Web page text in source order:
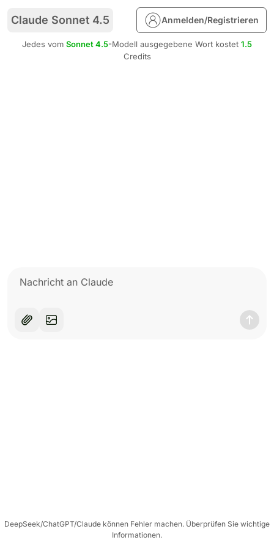
Claude Sonnet 4.5 Anmelden/Registrieren
Jedes vom Sonnet 4.5-Modell ausgegebene Wort kostet 1.5
Credits
DeepSeek/ChatGPT/Claude können Fehler machen. Überprüfen Sie wichtige
Informationen.